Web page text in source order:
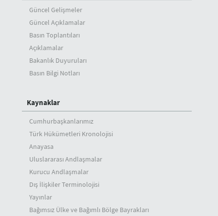
Güncel Gelişmeler
Güncel Açıklamalar
Basın Toplantıları
Açıklamalar
Bakanlık Duyuruları
Basın Bilgi Notları
Kaynaklar
Cumhurbaşkanlarımız
Türk Hükümetleri Kronolojisi
Anayasa
Uluslararası Andlaşmalar
Kurucu Andlaşmalar
Dış İlişkiler Terminolojisi
Yayınlar
Bağımsız Ülke ve Bağımlı Bölge Bayrakları